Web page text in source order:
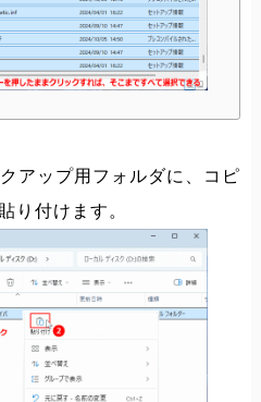
アップ用フォルダに、コピ
り付けます。